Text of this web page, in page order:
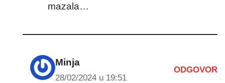
mazala…
Minja
28/02/2024 u 19:51
ODGOVOR